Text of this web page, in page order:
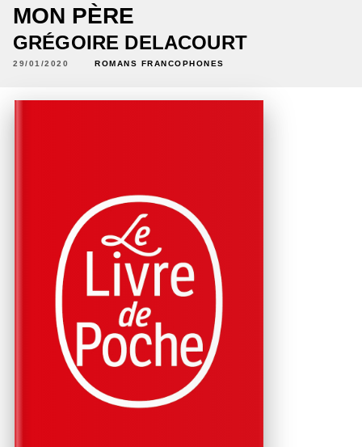
MON PÈRE
GRÉGOIRE DELACOURT
29/01/2020 ROMANS FRANCOPHONES